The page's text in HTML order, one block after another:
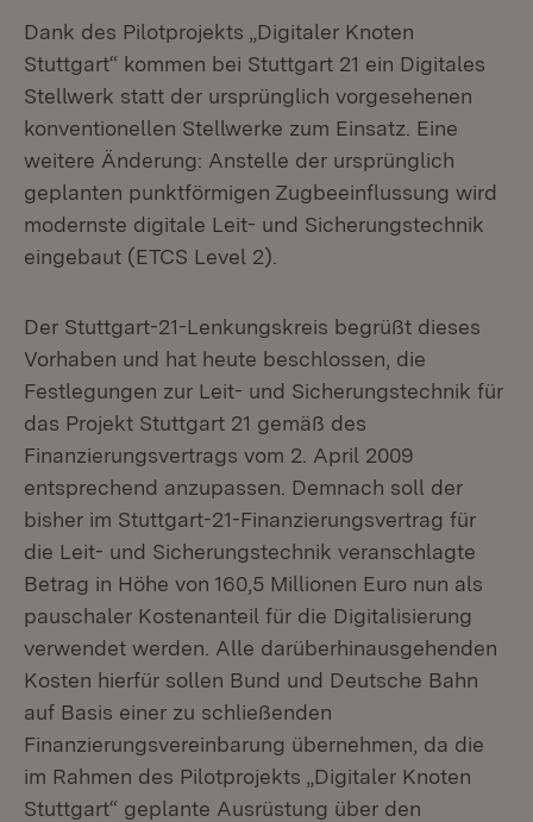
Dank des Pilotprojekts „Digitaler Knoten
Stuttgart“ kommen bei Stuttgart 21 ein Digitales
Stellwerk statt der ursprünglich vorgesehenen
konventionellen Stellwerke zum Einsatz. Eine
weitere Änderung: Anstelle der ursprünglich
geplanten punktförmigen Zugbeeinflussung wird
modernste digitale Leit- und Sicherungstechnik
eingebaut (ETCS Level 2).
Der Stuttgart-21-Lenkungskreis begrüßt dieses
Vorhaben und hat heute beschlossen, die
Festlegungen zur Leit- und Sicherungstechnik für
das Projekt Stuttgart 21 gemäß des
Finanzierungsvertrags vom 2. April 2009
entsprechend anzupassen. Demnach soll der
bisher im Stuttgart-21-Finanzierungsvertrag für
die Leit- und Sicherungstechnik veranschlagte
Betrag in Höhe von 160,5 Millionen Euro nun als
pauschaler Kostenanteil für die Digitalisierung
verwendet werden. Alle darüberhinausgehenden
Kosten hierfür sollen Bund und Deutsche Bahn
auf Basis einer zu schließenden
Finanzierungsvereinbarung übernehmen, da die
im Rahmen des Pilotprojekts „Digitaler Knoten
Stuttgart“ geplante Ausrüstung über den